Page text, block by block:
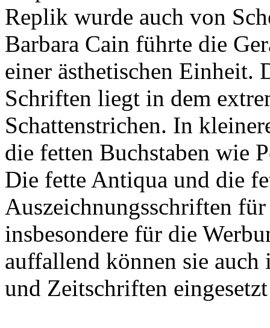
Replik wurde auch von
Barbara Cain führte die
einer ästhetischen Einheit.
Schriften liegt in dem
Schattenstrichen. In
die fetten Buchstaben wie
Die fette Antiqua und die
Auszeichnungsschriften
insbesondere für die
auffallend können sie
und Zeitschriften